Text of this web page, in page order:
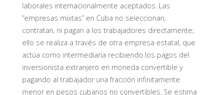
laborales internacionalmente aceptados. Las
“empresas mixtas” en Cuba no seleccionan,
contratan, ni pagan a los trabajadores directamente;
ello se realiza a través de otra empresa estatal, que
actúa como intermediaria recibiendo los pagos del
inversionista extranjero en moneda convertible y
pagando al trabajador una fracción infinitamente
menor en pesos cubanos no convertibles. Se estima